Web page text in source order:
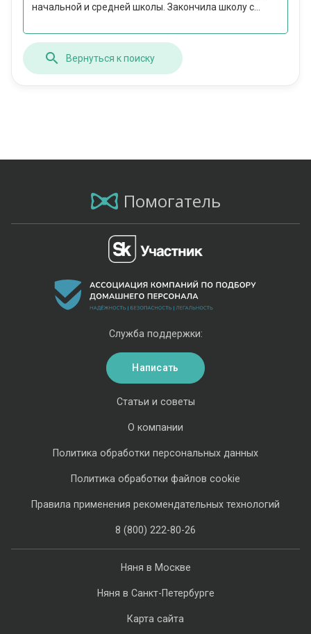
начальной и средней школы. Закончила школу с...
Вернуться к поиску
Помогатель
Няня в Москве
Няня в Санкт-Петербурге
Карта сайта
Статьи и советы
О компании
Политика обработки персональных данных
Политика обработки файлов cookie
Правила применения рекомендательных технологий
8 (800) 222-80-26
Служба поддержки:
Написать